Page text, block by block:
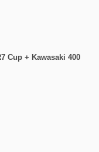
Cup + Kawasaki 400